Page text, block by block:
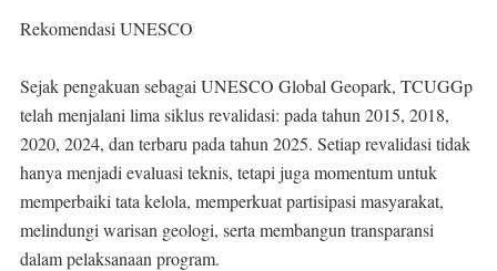
Rekomendasi UNESCO
Sejak pengakuan sebagai UNESCO Global Geopark, TCUGGp
telah menjalani lima siklus revalidasi: pada tahun 2015, 2018,
2020, 2024, dan terbaru pada tahun 2025. Setiap revalidasi tidak
hanya menjadi evaluasi teknis, tetapi juga momentum untuk
memperbaiki tata kelola, memperkuat partisipasi masyarakat,
melindungi warisan geologi, serta membangun transparansi
dalam pelaksanaan program.